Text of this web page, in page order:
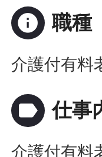
info 職種
介護付有料
label 仕事
介護付有料